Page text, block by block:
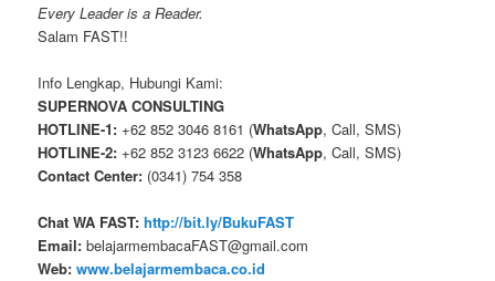
Every Leader is a Reader.
Salam FAST!!
Info Lengkap, Hubungi Kami:
SUPERNOVA CONSULTING
HOTLINE-1: +62 852 3046 8161 (WhatsApp, Call, SMS)
HOTLINE-2: +62 852 3123 6622 (WhatsApp, Call, SMS)
Contact Center: (0341) 754 358
Chat WA FAST: http://bit.ly/BukuFAST
Email: belajarmembacaFAST@gmail.com
Web: www.belajarmembaca.co.id